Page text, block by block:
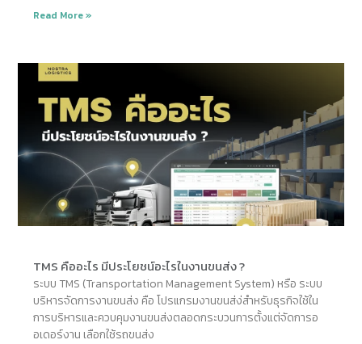
Read More »
TMS คืออะไร มีประโยชน์อะไรในงานขนส่ง ?
ระบบ TMS (Transportation Management System) หรือ ระบบ
บริหารจัดการงานขนส่ง คือ โปรแกรมงานขนส่ง่สำหรับธุรกิจใช้ใน
การบริหารและควบคุมงานขนส่งตลอดกระบวนการตั้งแต่จัดการอ
อเดอร์งาน เลือกใช้รถขนส่ง